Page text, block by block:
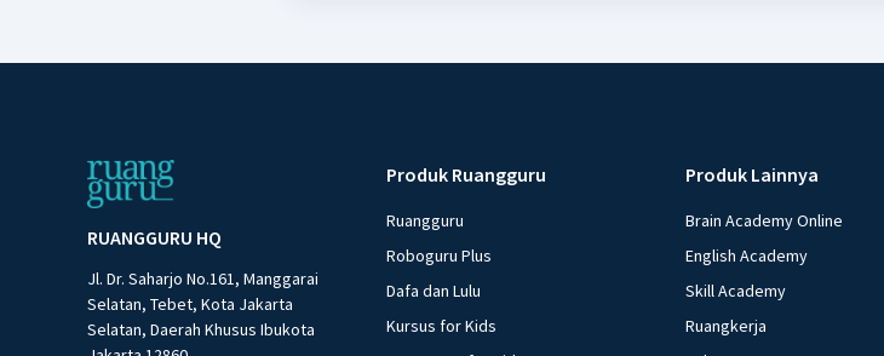
RUANGGURU HQ
Jl. Dr. Saharjo No.161, Manggarai
Selatan, Tebet, Kota Jakarta
Selatan, Daerah Khusus Ibukota
Produk Ruangguru
Ruangguru
Roboguru Plus
Dafa dan Lulu
Kursus for Kids
Produk Lainnya
Brain Academy Online
English Academy
Skill Academy
Ruangkerja